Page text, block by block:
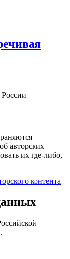
авторских
их где-либо,
контента